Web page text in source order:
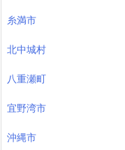
糸満市
北中城村
八重瀬町
宜野湾市
沖縄市